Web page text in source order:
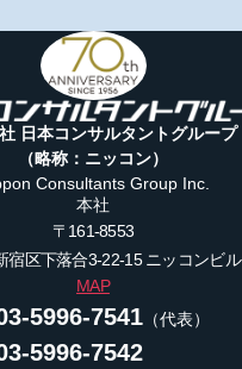
日本コンサルタントグループ
（略称：ニッコン）
Consultants Group Inc.
本社
〒161-8553
宿区下落合3-22-15ニッコンビル
MAP
5996-7541（代表）
5996-7542